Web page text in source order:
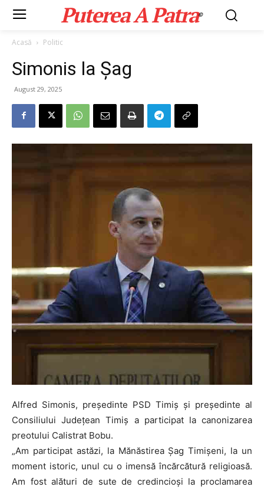
Puterea A Patra©
Acasă Politic
Simonis la Șag
August 29, 2025
Alfred Simonis, președinte PSD Timiș și președinte al
Consiliului Județean Timiș a participat la canonizarea
preotului Calistrat Bobu.
„Am participat astăzi, la Mănăstirea Șag Timișeni, la un
moment istoric, unul cu o imensă încărcătură religioasă.
Am fost alături de sute de credincioși la proclamarea